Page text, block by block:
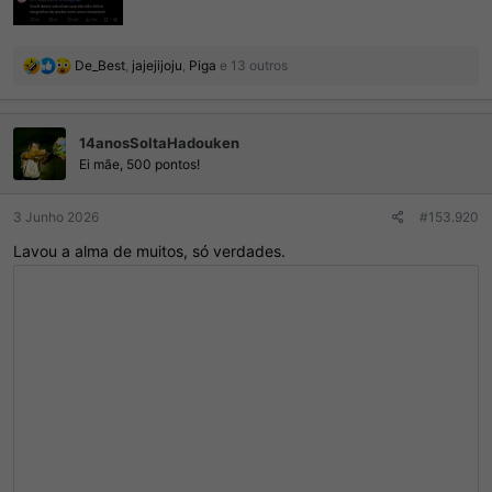
R
õ
e
De_Best, jajejijoju, Piga e 13 outros
14anosSoltaHadouken
Ei mãe, 500 pontos!
3 Junho 2026 #153.920
Lavou a alma de muitos, só verdades.